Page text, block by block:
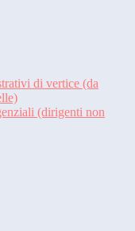
di vertice (da
(dirigenti non